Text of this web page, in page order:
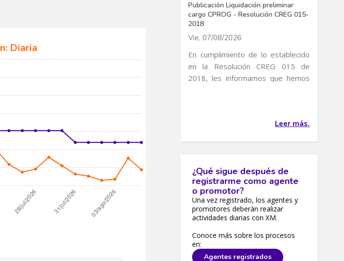
Publicación Liquidación preliminar
cargo CPROG - Resolución CREG 015-
2018
Vie, 07/08/2026
En cumplimiento de lo establecido
en la Resolución CREG 015 de
2018, les informamos que hemos
Leer más.
¿Qué sigue después de
registrarme como agente
o promotor?
Una vez registrado, los agentes y
promotores deberán realizar
actividades diarias con XM.
Conoce más sobre los procesos
en:
Agentes registrados